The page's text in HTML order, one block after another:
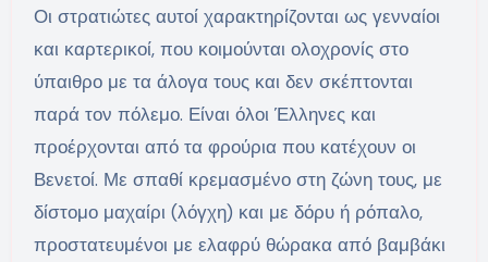
Οι στρατιώτες αυτοί χαρακτηρίζονται ως γενναίοι
και καρτερικοί, που κοιμούνται ολοχρονίς στο
ύπαιθρο με τα άλογα τους και δεν σκέπτονται
παρά τον πόλεμο. Είναι όλοι Έλληνες και
προέρχονται από τα φρούρια που κατέχουν οι
Βενετοί. Με σπαθί κρεμασμένο στη ζώνη τους, με
δίστομο μαχαίρι (λόγχη) και με δόρυ ή ρόπαλο,
προστατευμένοι με ελαφρύ θώρακα από βαμβάκι